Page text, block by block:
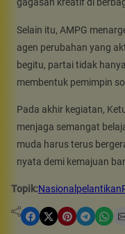
gagasan kreatif di
Selain itu, AMPG
agen perubahan yang
begitu, partai tidak
membentuk pemimpin
Pada akhir kegiatan,
menjaga semangat
muda harus terus
nyata demi kemajuan
Topik:Nasional pelantikan
Share on Facebook Share on X Share on Pinterest Share on Telegram Share on WhatsApp Share on Email